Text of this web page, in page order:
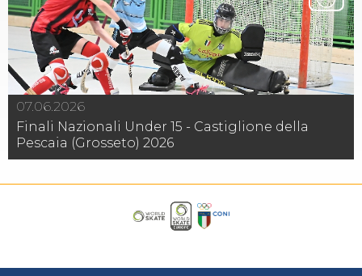
07.06.2026
Finali Nazionali Under 15 - Castiglione della
Pescaia (Grosseto) 2026